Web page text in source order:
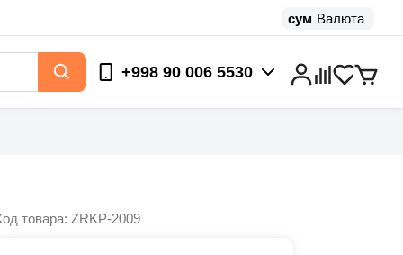
сум Валюта
+998 90 006 5530
товара: ZRKP-2009